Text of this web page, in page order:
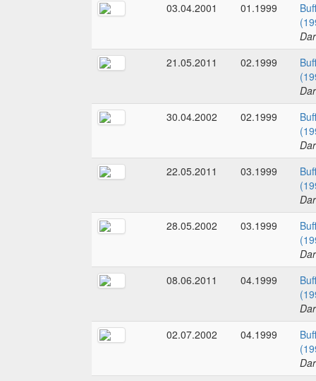
03.04.2001
01.1999
21.05.2011
02.1999
30.04.2002
02.1999
22.05.2011
03.1999
28.05.2002
03.1999
08.06.2011
04.1999
02.07.2002
04.1999